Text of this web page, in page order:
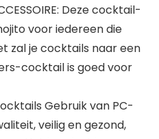
Deze cocktail-
voor iedereen die
zal je cocktails naar een
cocktail is goed voor
Gebruik van PC-
veilig en gezond,